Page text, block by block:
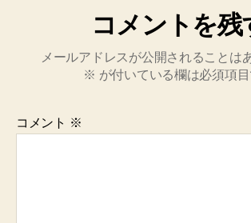
コメントを残
メールアドレスが公開されることは
※ が付いている欄は必須項
コメント ※